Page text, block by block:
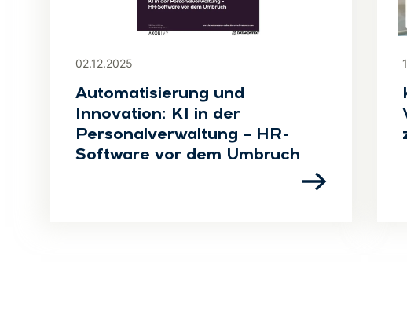
02.12.2025
Automatisierung und
Innovation: KI in der
Personalverwaltung – HR-
Software vor dem Umbruch